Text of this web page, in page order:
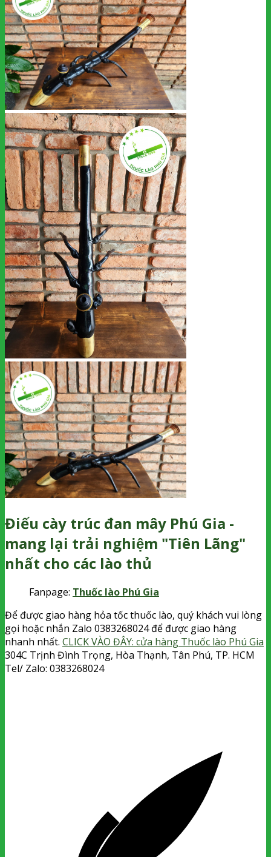
Điếu cày trúc đan mây Phú Gia -
mang lại trải nghiệm "Tiên Lãng"
nhất cho các lào thủ
Fanpage: Thuốc lào Phú Gia
Để được giao hàng hỏa tốc thuốc lào, quý khách vui lòng
gọi hoặc nhắn Zalo 0383268024 để được giao hàng
nhanh nhất. CLICK VÀO ĐÂY: cửa hàng Thuốc lào Phú Gia
304C Trịnh Đình Trọng, Hòa Thạnh, Tân Phú, TP. HCM
Tel/ Zalo: 0383268024